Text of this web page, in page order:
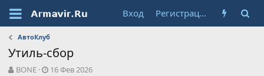
Вход Регистрация
АвтоКлуб
Утиль-сбор
А
BONE
Д
16 Фев 2026